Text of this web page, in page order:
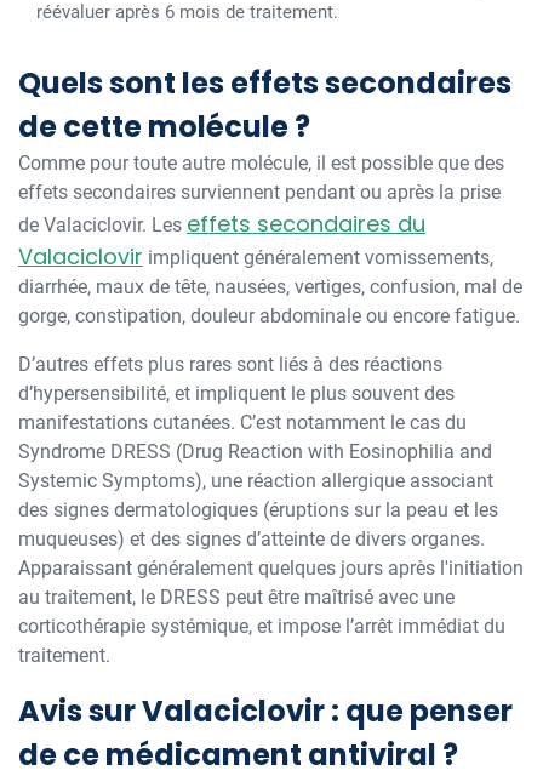
réévaluer après 6 mois de traitement.
Quels sont les effets secondaires
de cette molécule ?
Comme pour toute autre molécule, il est possible que des
effets secondaires surviennent pendant ou après la prise
de Valaciclovir. Les effets secondaires du
Valaciclovir impliquent généralement vomissements,
diarrhée, maux de tête, nausées, vertiges, confusion, mal de
gorge, constipation, douleur abdominale ou encore fatigue.
D’autres effets plus rares sont liés à des réactions
d’hypersensibilité, et impliquent le plus souvent des
manifestations cutanées. C’est notamment le cas du
Syndrome DRESS (Drug Reaction with Eosinophilia and
Systemic Symptoms), une réaction allergique associant
des signes dermatologiques (éruptions sur la peau et les
muqueuses) et des signes d’atteinte de divers organes.
Apparaissant généralement quelques jours après l'initiation
au traitement, le DRESS peut être maîtrisé avec une
corticothérapie systémique, et impose l’arrêt immédiat du
traitement.
Avis sur Valaciclovir : que penser
de ce médicament antiviral ?